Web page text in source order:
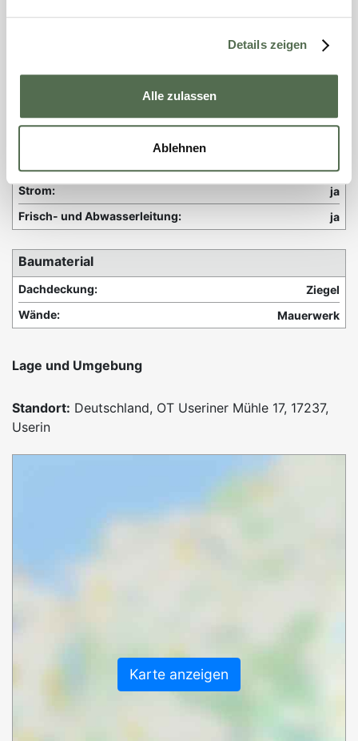
Details zeigen
Alle zulassen
Ablehnen
Einbauküche:
ja
ja
Strom:
ja
Frisch- und Abwasserleitung:
ja
Baumaterial
Dachdeckung:
Ziegel
Wände:
Mauerwerk
Lage und Umgebung
Standort: Deutschland, OT Useriner Mühle 17, 17237,
Userin
Karte anzeigen